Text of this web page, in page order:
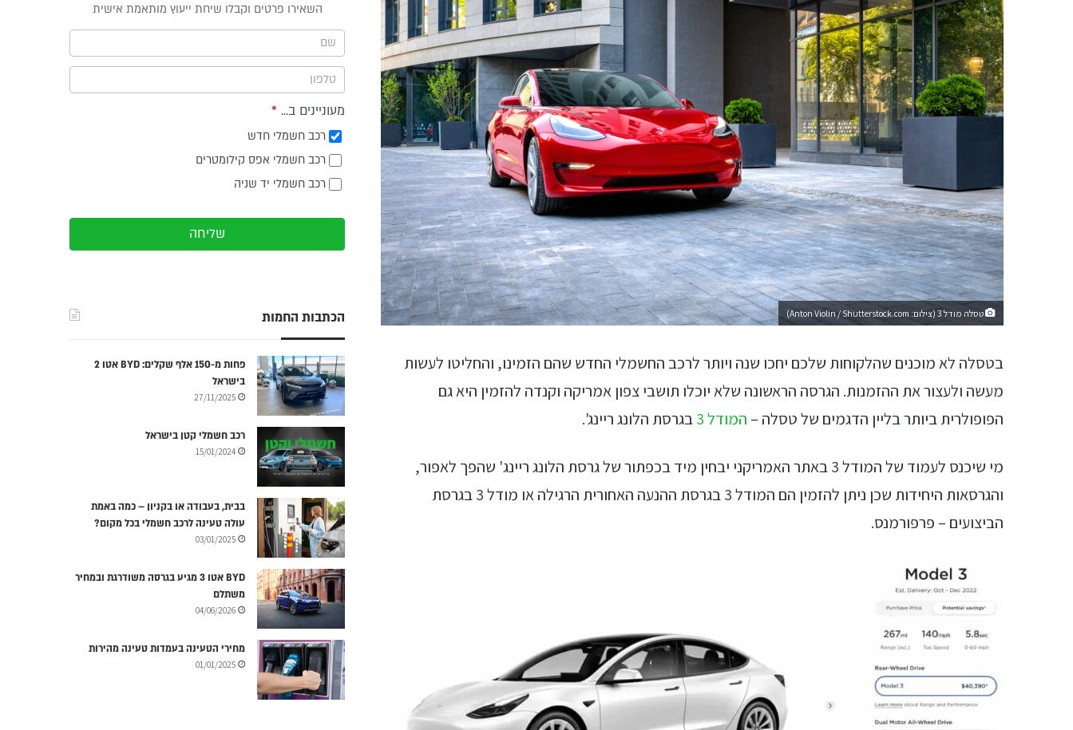
טסלה מודל 3 (צילום: Anton Violin / Shutterstock.com)
בטסלה לא מוכנים שהלקוחות שלכם יחכו שנה ויותר לרכב החשמלי החדש שהם הזמינו, והחליטו לעשות
מעשה ולעצור את ההזמנות. הגרסה הראשונה שלא יוכלו תושבי צפון אמריקה וקנדה להזמין היא גם
הפופולרית ביותר בליין הדגמים של טסלה – המודל 3 בגרסת הלונג ריינג'.
מי שיכנס לעמוד של המודל 3 באתר האמריקני יבחין מיד בכפתור של גרסת הלונג ריינג' שהפך לאפור,
והגרסאות היחידות שכן ניתן להזמין הם המודל 3 בגרסת ההנעה האחורית הרגילה או מודל 3 בגרסת
הביצועים – פרפורמנס.
השאירו פרטים וקבלו שיחת ייעוץ מותאמת אישית
מעוניינים ב... *
רכב חשמלי חדש
רכב חשמלי אפס קילומטרים
רכב חשמלי יד שניה
שליחה
הכתבות החמות
פחות מ-150 אלף שקלים: BYD אטו 2
בישראל
27/11/2025
רכב חשמלי קטן בישראל
15/01/2024
בבית, בעבודה או בקניון – כמה באמת
עולה טעינה לרכב חשמלי בכל מקום?
03/01/2025
BYD אטו 3 מגיע בגרסה משודרגת ובמחיר
משתלם
04/06/2026
מחירי הטעינה בעמדות טעינה מהירות
01/01/2025